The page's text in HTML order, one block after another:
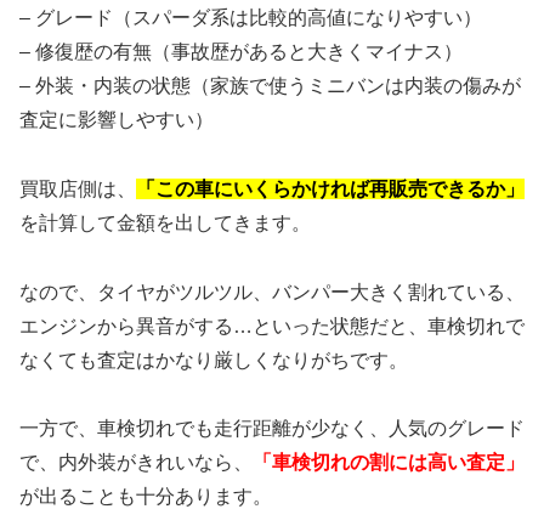
– グレード（スパーダ系は比較的高値になりやすい）
– 修復歴の有無（事故歴があると大きくマイナス）
– 外装・内装の状態（家族で使うミニバンは内装の傷みが
査定に影響しやすい）
買取店側は、
「この車にいくらかければ再販売できるか」
を計算して金額を出してきます。
なので、タイヤがツルツル、バンパー大きく割れている、
エンジンから異音がする…といった状態だと、車検切れで
なくても査定はかなり厳しくなりがちです。
一方で、車検切れでも走行距離が少なく、人気のグレード
で、内外装がきれいなら、
「車検切れの割には高い査定」
が出ることも十分あります。